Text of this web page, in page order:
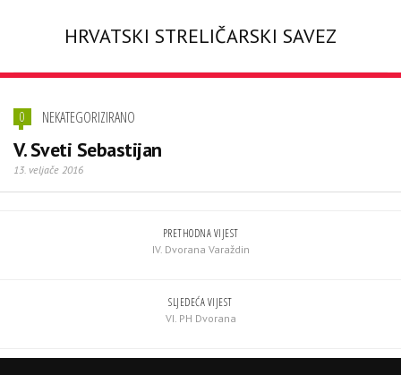
HRVATSKI STRELIČARSKI SAVEZ
0 NEKATEGORIZIRANO
V. Sveti Sebastijan
13. veljače 2016
PRETHODNA VIJEST
IV. Dvorana Varaždin
SLJEDEĆA VIJEST
VI. PH Dvorana